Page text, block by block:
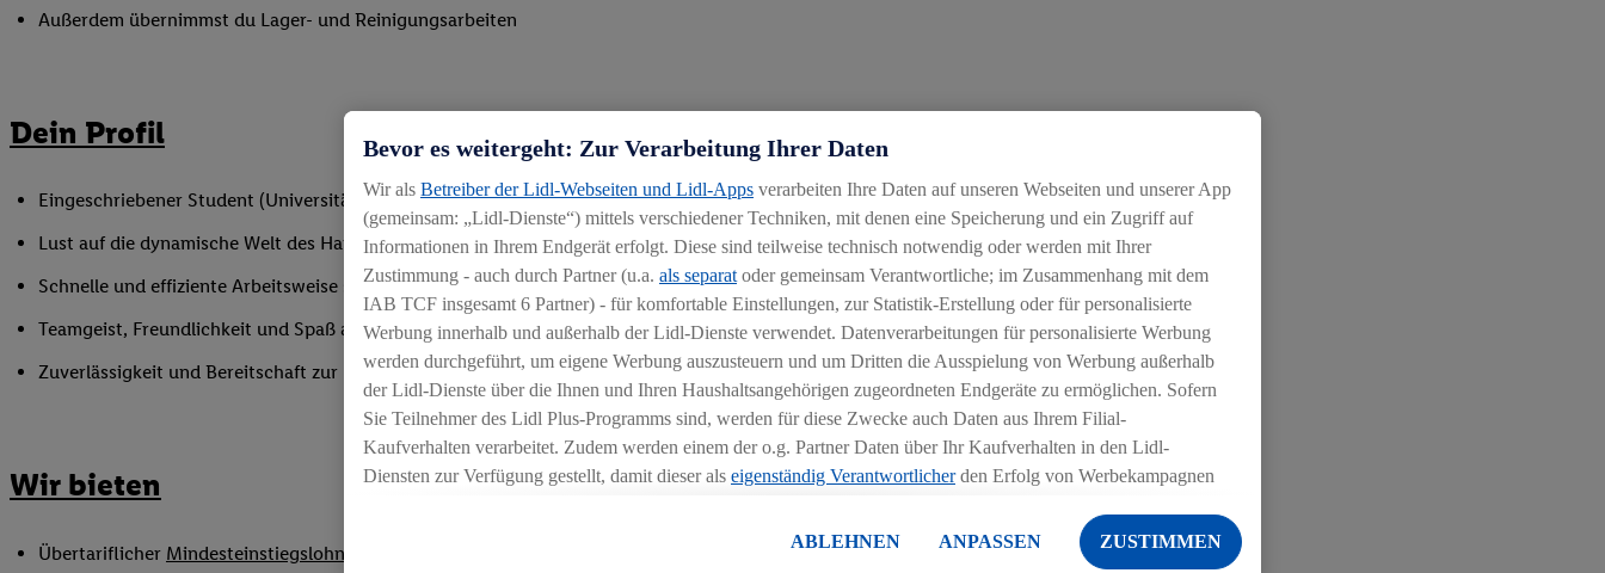
Außerdem übernimmst du Lager- und Reinigungsarbeiten
Dein Profil
Eingeschriebener Student (Universität oder Hochschule)
Lust auf die dynamische Welt des Handels
Schnelle und effiziente Arbeitsweise sowie Anpassungsfähigkeit an wechselnde Aufgaben
Teamgeist, Freundlichkeit und Spaß am Umgang mit Menschen
Zuverlässigkeit und Bereitschaft zur Unterstützung in flexiblen Schichtmodellen in Absprache mit der Führungskraft
Wir bieten
Übertariflicher Mindesteinstiegslohn
Bevor es weitergeht: Zur Verarbeitung Ihrer Daten
Wir als Betreiber der Lidl-Webseiten und Lidl-Apps verarbeiten Ihre Daten auf unseren Webseiten und unserer App
(gemeinsam: „Lidl-Dienste“) mittels verschiedener Techniken, mit denen eine Speicherung und ein Zugriff auf
Informationen in Ihrem Endgerät erfolgt. Diese sind teilweise technisch notwendig oder werden mit Ihrer
Zustimmung - auch durch Partner (u.a. als separat oder gemeinsam Verantwortliche; im Zusammenhang mit dem
IAB TCF insgesamt 6 Partner) - für komfortable Einstellungen, zur Statistik-Erstellung oder für personalisierte
Werbung innerhalb und außerhalb der Lidl-Dienste verwendet. Datenverarbeitungen für personalisierte Werbung
werden durchgeführt, um eigene Werbung auszusteuern und um Dritten die Ausspielung von Werbung außerhalb
der Lidl-Dienste über die Ihnen und Ihren Haushaltsangehörigen zugeordneten Endgeräte zu ermöglichen. Sofern
Sie Teilnehmer des Lidl Plus-Programms sind, werden für diese Zwecke auch Daten aus Ihrem Filial-
Kaufverhalten verarbeitet. Zudem werden einem der o.g. Partner Daten über Ihr Kaufverhalten in den Lidl-
Diensten zur Verfügung gestellt, damit dieser als eigenständig Verantwortlicherden Erfolg von Werbekampagnen
Die Erstellung personalisierter Werbung basiert auf der Generierung von auch mit Daten von anderen Diensten
angereicherten Profilen. Dies umfasst die Zusammenführung von Daten (z.B. über Ihre Nutzung der Lidl-Dienste,
ABLEHNEN ANPASSEN ZUSTIMMEN